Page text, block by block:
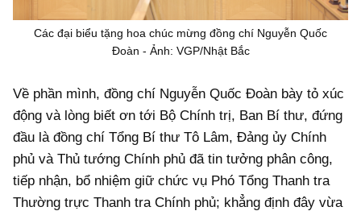
Các đại biểu tặng hoa chúc mừng đồng chí Nguyễn Quốc
Đoàn - Ảnh: VGP/Nhật Bắc
Về phần mình, đồng chí Nguyễn Quốc Đoàn bày tỏ xúc
động và lòng biết ơn tới Bộ Chính trị, Ban Bí thư, đứng
đầu là đồng chí Tổng Bí thư Tô Lâm, Đảng ủy Chính
phủ và Thủ tướng Chính phủ đã tin tưởng phân công,
tiếp nhận, bổ nhiệm giữ chức vụ Phó Tổng Thanh tra
Thường trực Thanh tra Chính phủ; khẳng định đây vừa